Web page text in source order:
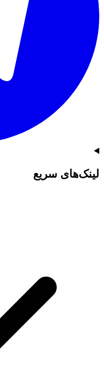
لینک‌های سریع